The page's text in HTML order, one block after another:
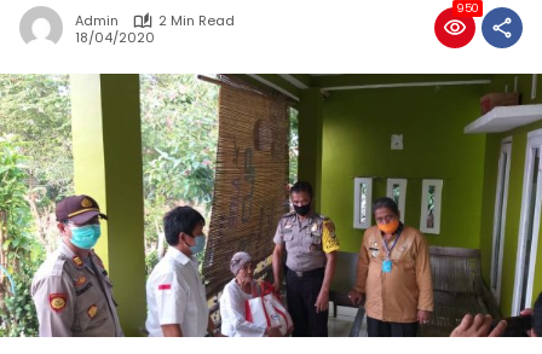
Admin
2 Min Read
18/04/2020
950